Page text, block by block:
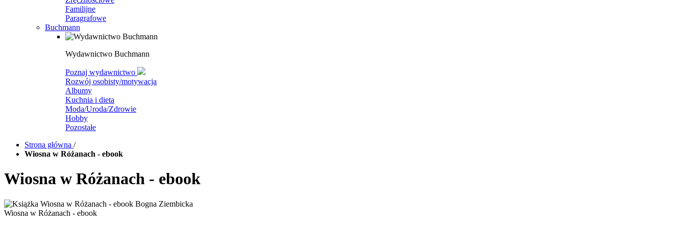
Familijne
Paragrafowe
Buchmann
Wydawnictwo Buchmann
Poznaj wydawnictwo
Rozwój osobisty/motywacja
Albumy
Kuchnia i dieta
Moda/Uroda/Zdrowie
Hobby
Pozostałe
Strona główna /
Wiosna w Różanach - ebook
Wiosna w Różanach - ebook
Wiosna w Różanach - ebook